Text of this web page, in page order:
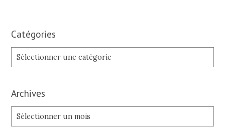
Catégories
Catégories
Archives
Archives